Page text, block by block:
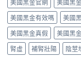
析〉
中
藥
就
醫〉
中
副
作
用
完
整
指
南〉
睇
你
食
緊
咩
感
冒
美國黑金官網
美國黑
美國黑金有效嗎
美國
美國黑金真假
美國黑
腎虛
補腎壯陽 陰莖